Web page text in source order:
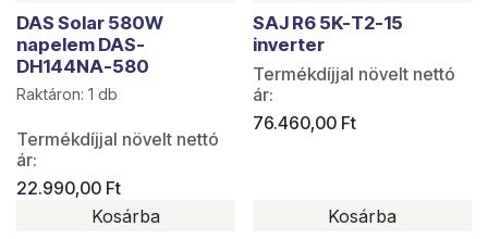
DAS Solar 580W
napelem DAS-
DH144NA-580
Raktáron: 1 db
Termékdíjjal növelt nettó
ár:
22.990,00 Ft
SAJ R6 5K-T2-15
inverter
Termékdíjjal növelt nettó
ár:
76.460,00Ft
Kosárba Kosárba